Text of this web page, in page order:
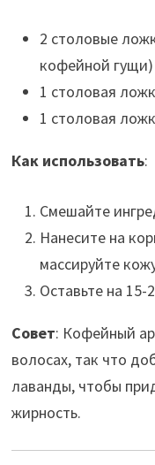
2 столовые
кофейной гущи)
1 столовая
1 столовая
Как использовать:
Смешайте
Нанесите на
массируйте
Оставьте на
Совет: Кофейный
волосах, так что
лаванды, чтобы
жирность.